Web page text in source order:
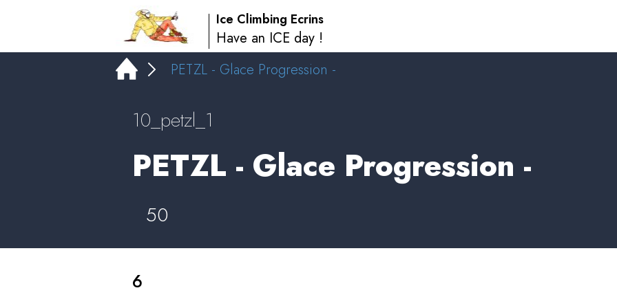
Ice Climbing Ecrins
Have an ICE day !
PETZL - Glace Progression -
10_petzl_1
PETZL - Glace Progression -
50
6